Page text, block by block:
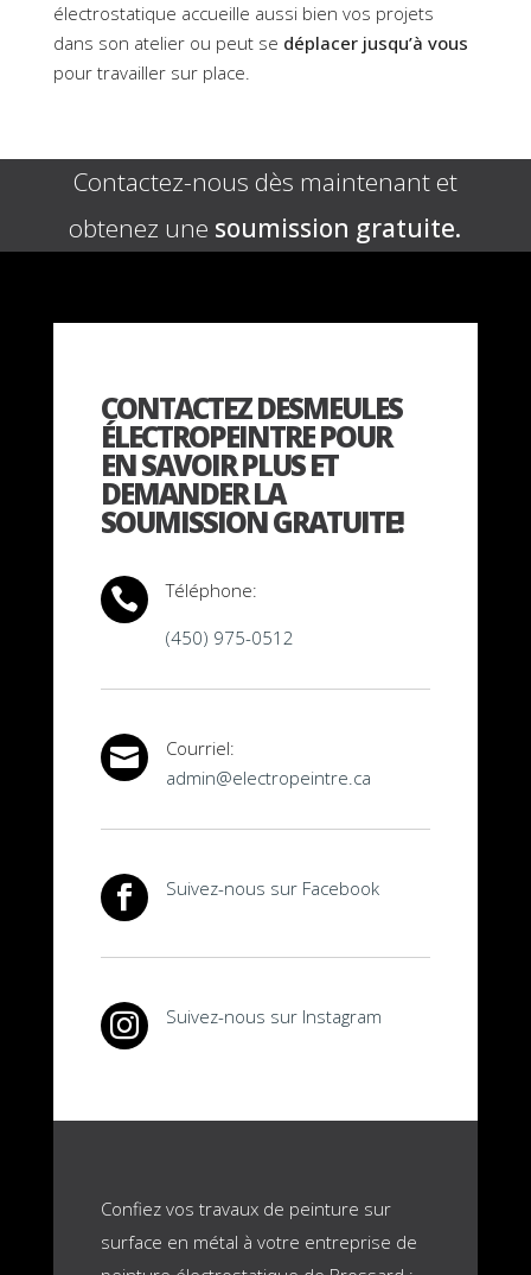
électrostatique accueille aussi bien vos projets
dans son atelier ou peut se déplacer jusqu’à vous
pour travailler sur place.
Contactez-nous dès maintenant et
obtenez une soumission gratuite.
CONTACTEZ DESMEULES
ÉLECTROPEINTRE POUR
EN SAVOIR PLUS ET
DEMANDER LA
SOUMISSION GRATUITE!

Téléphone:
(450) 975-0512

Courriel:
admin@electropeintre.ca
 Suivez-nous sur Facebook
 Suivez-nous sur Instagram
Confiez vos travaux de peinture sur
surface en métal à votre entreprise de